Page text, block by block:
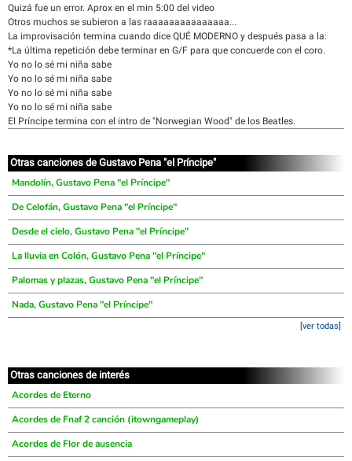
Quizá fue un error. Aprox en el min 5:00 del video
Otros muchos se subieron a las raaaaaaaaaaaaaaa...
La improvisación termina cuando dice QUÉ MODERNO y después pasa a la:
*La última repetición debe terminar en G/F para que concuerde con el coro.
Yo no lo sé mi niña sabe
Yo no lo sé mi niña sabe
Yo no lo sé mi niña sabe
Yo no lo sé mi niña sabe
El Príncipe termina con el intro de "Norwegian Wood" de los Beatles.
Otras canciones de Gustavo Pena "el Príncipe"
Mandolín, Gustavo Pena "el Príncipe"
De Celofán, Gustavo Pena "el Príncipe"
Desde el cielo, Gustavo Pena "el Príncipe"
La lluvia en Colón, Gustavo Pena "el Príncipe"
Palomas y plazas, Gustavo Pena "el Príncipe"
Nada, Gustavo Pena "el Príncipe"
[ver todas]
Otras canciones de interés
Acordes de Eterno
Acordes de Fnaf 2 canción (itowngameplay)
Acordes de Flor de ausencia